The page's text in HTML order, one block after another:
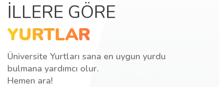
İLLERE GÖRE
YURTLAR
Üniversite Yurtları sana en uygun yurdu
bulmana yardımcı olur.
Hemen ara!